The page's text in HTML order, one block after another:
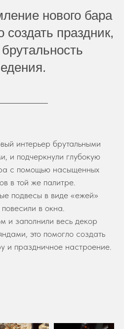
нового бара
создать праздник,
интерьер брутальными
и подчеркнули глубокую
с помощью насыщенных
в той же палитре.
подвесы в виде «ежей»
в окна.
и заполнили весь декор
это помогло создать
и праздничное настроение.